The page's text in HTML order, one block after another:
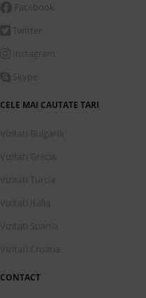
CELE MAI CAUTATE TARI
CONTACT